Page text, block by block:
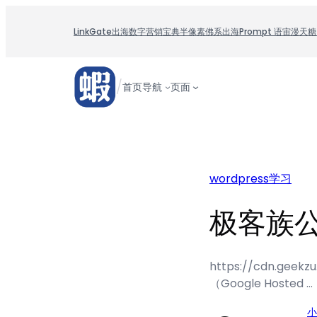
LinkGate出海数字营销宝典半像素佛系出海Prompt 语宙漫天糖
/首页导航 页面
wordpress学习
极客族
https://
（Google Hosted …